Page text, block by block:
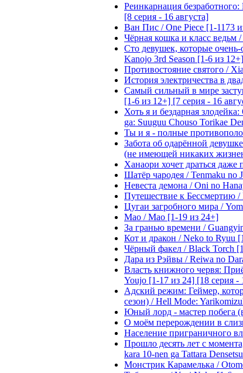
Реинкарнация
[8 серия - 16 августа]
Ван Пис / One Piece [1-1173
Чёрная кошка и класс ведьм
Сто девушек, которые
Kanojo 3rd Season [1-6 из 12+]
Противостояние святого /
История электричества в
Самый сильный в мире
[1-6 из 12+] [7 серия - 16
Хоть я и бездарная
ga: Suuguu Chouso Torikae
Ты и я - полные
Забота об одарённой
(не имеющей никаких
Ханаори хочет драться даже
Шатёр чародея / Tenmaku no
Невеста демона / Oni no
Путешествие к Бессмертию
Цугаи загробного мира /
Мао / Mao [1-19 из 24+]
За гранью времени /
Кот и дракон / Neko to Ryuu
Чёрный факел / Black Torch
Дара из Рэйвы / Reiwa no
Власть книжного червя:
Youjo [1-17 из 24] [18 серия -
Адский режим: Геймер,
сезон) / Hell Mode:
Юный лорд - мастер побега
О моём перерождении в
Население приграничного
Прошло десять лет с
kara 10-nen ga Tattara
Монстрик Карамелька /